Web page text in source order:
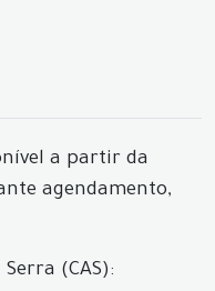
a partir da
agendamento,
(CAS):